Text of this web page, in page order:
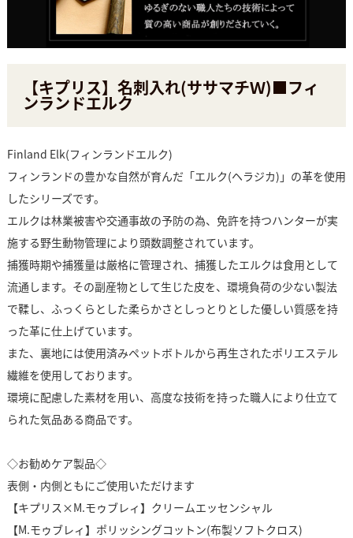
【キプリス】名刺入れ(ササマチＷ)■フィ
ンランドエルク
Finland Elk(フィンランドエルク)
フィンランドの豊かな自然が育んだ「エルク(ヘラジカ)」の革を使用
したシリーズです。
エルクは林業被害や交通事故の予防の為、免許を持つハンターが実
施する野生動物管理により頭数調整されています。
捕獲時期や捕獲量は厳格に管理され、捕獲したエルクは食用として
流通します。その副産物として生じた皮を、環境負荷の少ない製法
で鞣し、ふっくらとした柔らかさとしっとりとした優しい質感を持
った革に仕上げています。
また、裏地には使用済みペットボトルから再生されたポリエステル
繊維を使用しております。
環境に配慮した素材を用い、高度な技術を持った職人により仕立て
られた気品ある商品です。
◇お勧めケア製品◇
表側・内側ともにご使用いただけます
【キプリス×M.モゥブレィ】クリームエッセンシャル
【M.モゥブレィ】ポリッシングコットン(布製ソフトクロス)